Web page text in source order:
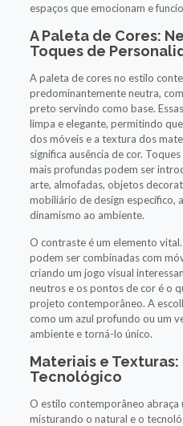
espaços que emocionam e
A Paleta de Cores:
Toques de
A paleta de cores no estilo
predominantemente neutra,
preto servindo como base.
limpa e elegante, permitindo
dos móveis e a textura dos
significa ausência de cor.
mais profundas podem ser
arte, almofadas, objetos
mobiliário de design específico,
dinamismo ao ambiente.
O contraste é um elemento
podem ser combinadas com
criando um jogo visual
neutros e os pontos de cor é o
projeto contemporâneo. A
como um azul profundo ou um
ambiente e torná-lo único.
Materiais e
Tecnológico
O estilo contemporâneo abraça
misturando o natural e o